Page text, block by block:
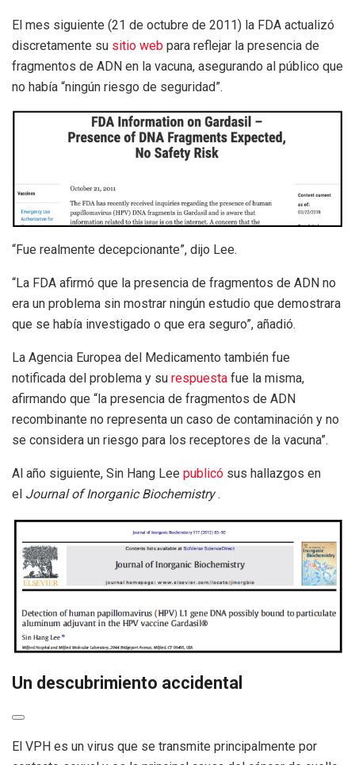
El mes siguiente (21 de octubre de 2011) la FDA actualizó
discretamente su sitio web para reflejar la presencia de
fragmentos de ADN en la vacuna, asegurando al público que
no había “ningún riesgo de seguridad”.
“Fue realmente decepcionante”, dijo Lee.
“La FDA afirmó que la presencia de fragmentos de ADN no
era un problema sin mostrar ningún estudio que demostrara
que se había investigado o que era seguro”, añadió.
La Agencia Europea del Medicamento también fue
notificada del problema y su respuesta fue la misma,
afirmando que “la presencia de fragmentos de ADN
recombinante no representa un caso de contaminación y no
se considera un riesgo para los receptores de la vacuna”.
Al año siguiente, Sin Hang Lee publicó sus hallazgos en
el Journal of Inorganic Biochemistry.
Un descubrimiento accidental
El VPH es un virus que se transmite principalmente por